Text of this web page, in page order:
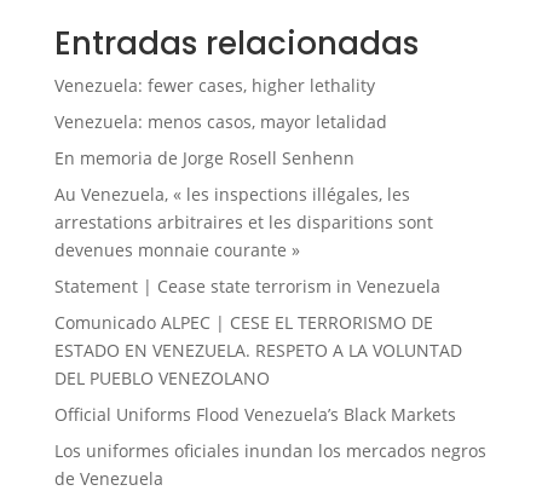
Entradas relacionadas
Venezuela: fewer cases, higher lethality
Venezuela: menos casos, mayor letalidad
En memoria de Jorge Rosell Senhenn
Au Venezuela, « les inspections illégales, les
arrestations arbitraires et les disparitions sont
devenues monnaie courante »
Statement | Cease state terrorism in Venezuela
Comunicado ALPEC | CESE EL TERRORISMO DE
ESTADO EN VENEZUELA. RESPETO A LA VOLUNTAD
DEL PUEBLO VENEZOLANO
Official Uniforms Flood Venezuela’s Black Markets
Los uniformes oficiales inundan los mercados negros
de Venezuela